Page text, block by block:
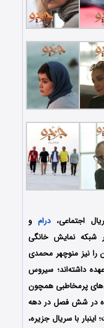
درامو
شبکه نمایش خانگی
آن را نیز منوچهر محمدی
داشته‌اند؛ سیروس
پرمخاطبی همچون
در شش فصل در دهه
با سریال جزیره،